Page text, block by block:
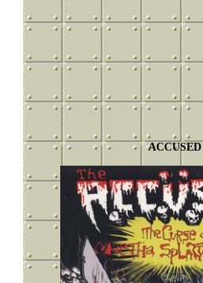
ACCUSED